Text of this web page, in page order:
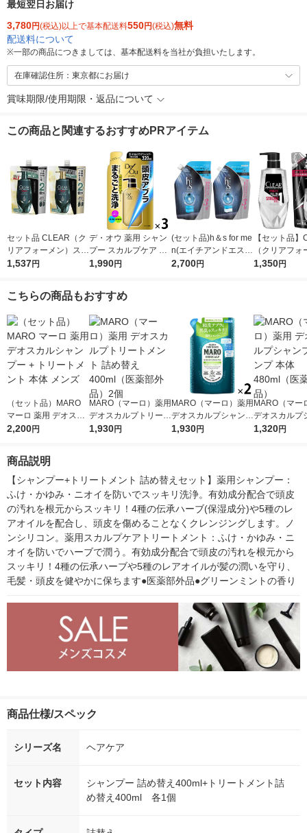
最短翌日お届け
3,780円(税込)以上で基本配送料550円(税込)無料
配送料について
※一部の商品につきましては、基本配送料を当社が負担いたします。
在庫確認住所：東京都にお届け
賞味期限/使用期限・返品について
この商品と関連するおすすめPRアイテム
セット品 CLEAR（ク
リアフォーメン）スカ
ルプ シャンプー＆コ
え 各560g ユニリーバ
1,537円
デ・オウ 薬用 シャン
プー スカルプケア 加
齢臭 詰め替え 320ml
1,990円
(セット品)h＆s for me
n(エイチアンドエス)
シャンプー＆コンディ
2,700円
【セット品】
（クリアフォ
リンスインシ
1,350円
こちらの商品もおすすめ
（セット品）MARO
マーロ 薬用 デオスカ
ルシャンプー + トリ
2,200円
MARO（マーロ）薬用
デオスカルプトリート
メント 詰め替え 400
1,930円
MARO（マーロ）薬用
デオスカルプシャンプ
ー 詰め替え 400ml
1,930円
MARO（マー
デオスカルプ
ー ポンプ 本
1,320円
商品説明
【シャンプー+トリートメント 詰め替えセット】薬用シャンプー：
ふけ・かゆみ・ニオイを防いでスッキリ洗浄。有効成分配合で頭皮
の汚れを根元からスッキリ！4種の伝承ハーブ(保湿成分)や5種のレ
アオイルを配合し、頭皮を傷めることなくクレンジングします。ノ
ンシリコン。薬用スカルプケアトリートメント：ふけ・かゆみ・ニ
オイを防いでハーブで潤う。有効成分配合で頭皮の汚れを根元から
スッキリ！4種の伝承ハーブや5種のレアオイルが髪の潤いを守り、
毛髪・頭皮を健やかに保ちます●医薬部外品●グリーンミントの香り
商品仕様/スペック
シリーズ名 ヘアケア
セット内容
シャンプー 詰め替え400ml+トリートメント詰
め替え400ml 各1個